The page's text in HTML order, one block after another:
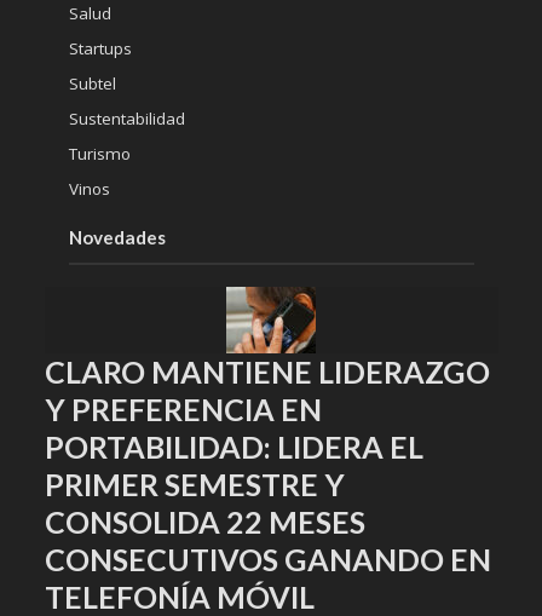
Salud
Startups
Subtel
Sustentabilidad
Turismo
Vinos
Novedades
CLARO MANTIENE LIDERAZGO
Y PREFERENCIA EN
PORTABILIDAD: LIDERA EL
PRIMER SEMESTRE Y
CONSOLIDA 22 MESES
CONSECUTIVOS GANANDO EN
TELEFONÍA MÓVIL